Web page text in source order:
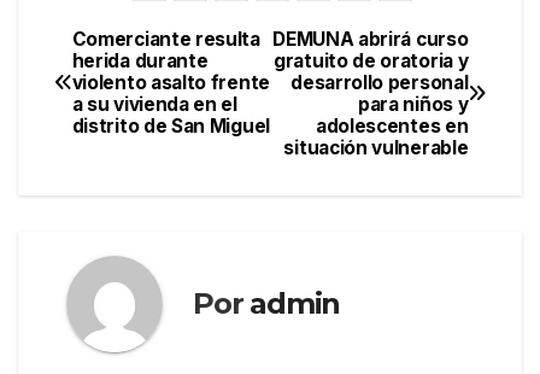
Navegación
de
DEMUNA abrirá curso
gratuito de oratoria y
desarrollo personal
para niños y
adolescentes en
situación vulnerable
Comerciante resulta
herida durante
violento asalto frente
a su vivienda en el
distrito de San Miguel
Por admin